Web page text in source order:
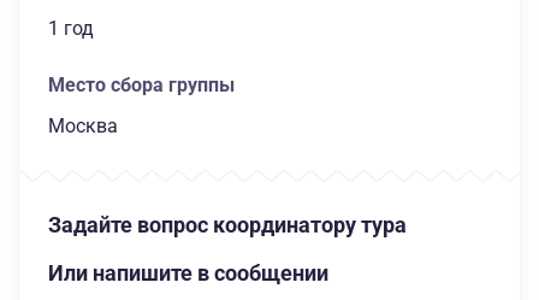
1 год
Место сбора группы
Москва
Задайте вопрос координатору тура
Или напишите в сообщении